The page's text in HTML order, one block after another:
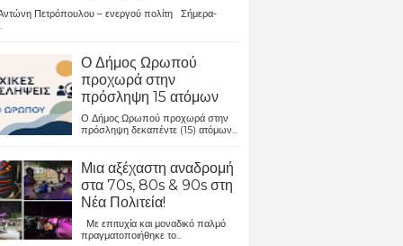
Πετρόπουλου – ενεργού πολίτη Σήμερα-
Ο Δήμος Ωρωπού
προχωρά στην
πρόσληψη 15 ατόμων
Ο Δήμος Ωρωπού προχωρά στην
πρόσληψη δεκαπέντε (15) ατόμων...
Μια αξέχαστη αναδρομή
στα 70s, 80s & 90s στη
Νέα Πολιτεία!
Με επιτυχία και μοναδικό παλμό
πραγματοποιήθηκε το...